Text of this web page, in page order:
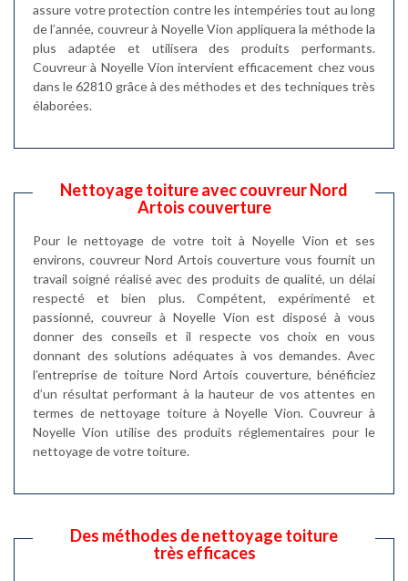
assure votre protection contre les intempéries tout au long
de l’année, couvreur à Noyelle Vion appliquera la méthode la
plus adaptée et utilisera des produits performants.
Couvreur à Noyelle Vion intervient efficacement chez vous
dans le 62810 grâce à des méthodes et des techniques très
élaborées.
Nettoyage toiture avec couvreur Nord
Artois couverture
Pour le nettoyage de votre toit à Noyelle Vion et ses
environs, couvreur Nord Artois couverture vous fournit un
travail soigné réalisé avec des produits de qualité, un délai
respecté et bien plus. Compétent, expérimenté et
passionné, couvreur à Noyelle Vion est disposé à vous
donner des conseils et il respecte vos choix en vous
donnant des solutions adéquates à vos demandes. Avec
l’entreprise de toiture Nord Artois couverture, bénéficiez
d’un résultat performant à la hauteur de vos attentes en
termes de nettoyage toiture à Noyelle Vion. Couvreur à
Noyelle Vion utilise des produits réglementaires pour le
nettoyage de votre toiture.
Des méthodes de nettoyage toiture
très efficaces